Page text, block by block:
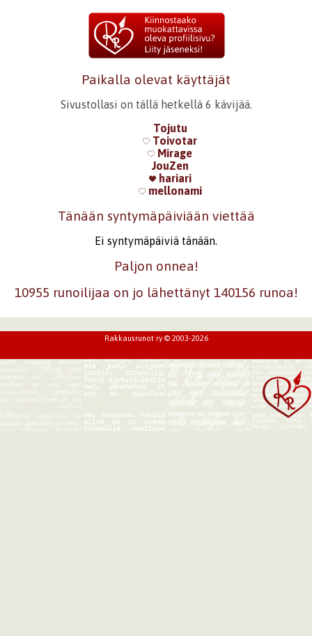
Paikalla olevat käyttäjät
Sivustollasi on tällä hetkellä 6 kävijää.
Tojutu
Toivotar
Mirage
JouZen
hariari
mellonami
Tänään syntymäpäiviään viettää
Ei syntymäpäiviä tänään.
Paljon onnea!
10955 runoilijaa on jo lähettänyt 140156 runoa!
Rakkausrunot ry © 2003-2026